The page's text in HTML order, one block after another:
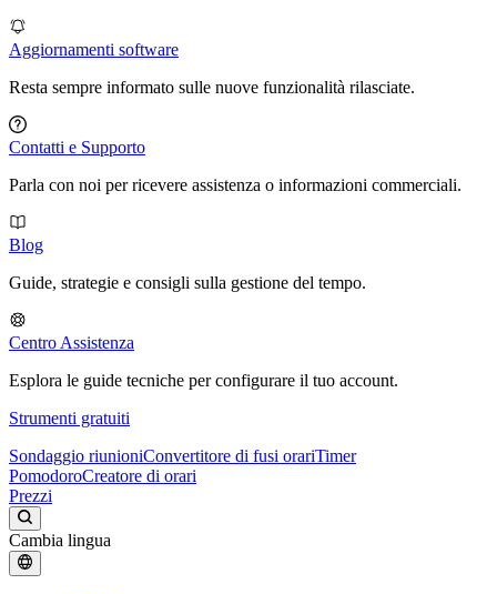
Aggiornamenti software
Resta sempre informato sulle nuove funzionalità rilasciate.
Contatti e Supporto
Parla con noi per ricevere assistenza o informazioni commerciali.
Blog
Guide, strategie e consigli sulla gestione del tempo.
Centro Assistenza
Esplora le guide tecniche per configurare il tuo account.
Strumenti gratuiti
Sondaggio riunioniConvertitore di fusi orariTimer
PomodoroCreatore di orari
Prezzi
Cambia lingua